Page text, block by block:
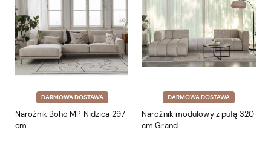
DARMOWA DOSTAWA
Narożnik Boho MP Nidzica 297
cm
DARMOWA DOSTAWA
Narożnik modułowy z pufą 320
cm Grand